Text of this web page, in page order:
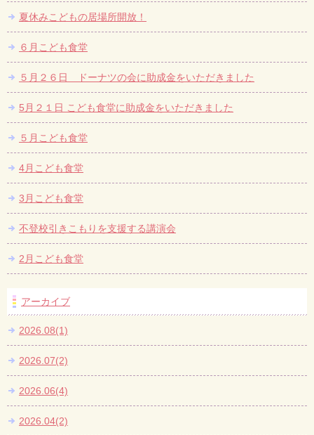
夏休みこどもの居場所開放！
６月こども食堂
５月２６日 ドーナツの会に助成金をいただきました
5月２１日 こども食堂に助成金をいただきました
５月こども食堂
4月こども食堂
3月こども食堂
不登校引きこもりを支援する講演会
2月こども食堂
アーカイブ
2026.08(1)
2026.07(2)
2026.06(4)
2026.04(2)